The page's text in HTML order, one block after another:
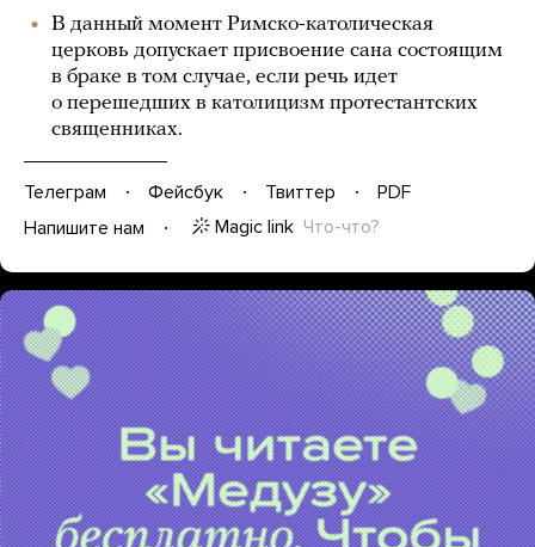
В данный момент Римско-католическая
церковь допускает присвоение сана состоящим
в браке в том случае, если речь идет
о перешедших в католицизм протестантских
священниках.
Телеграм Фейсбук Твиттер
PDF
Напишите нам
Magic link Что-что?